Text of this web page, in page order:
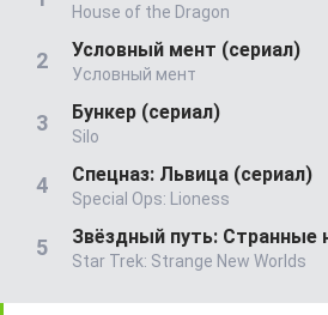
House of the Dragon
Условный мент (сериал)
Условный мент
Бункер (сериал)
Silo
Спецназ: Львица (сериал)
Special Ops: Lioness
Звёздный путь: Странные
Star Trek: Strange New Worlds